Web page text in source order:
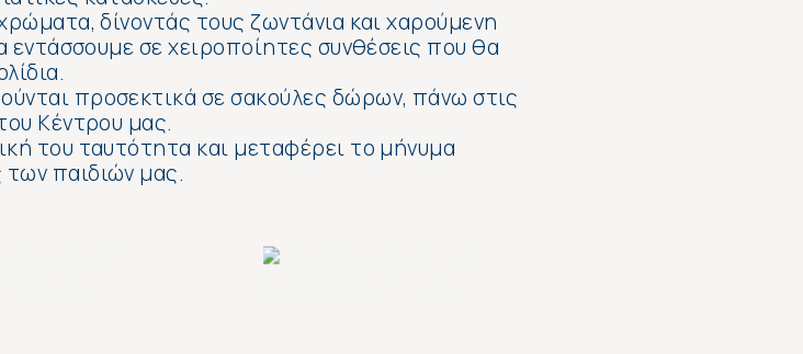
δίνοντάς τους ζωντάνια και χαρούμενη
εντάσσουμε σε χειροποίητες συνθέσεις που θα
προσεκτικά σε σακούλες δώρων, πάνω στις
Κέντρου μας.
του ταυτότητα και μεταφέρει το μήνυμα
παιδιών μας.